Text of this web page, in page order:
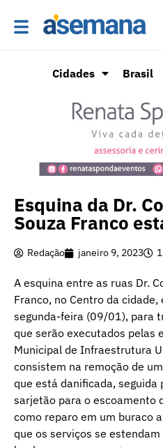
Cidades Brasil
Esquina da Dr.
Souza Franco
Redação janeiro 9, 2023
A esquina entre as ruas Dr.
Franco, no Centro da
segunda-feira (09/01), para
que serão executados pelas
Municipal de Infraestrutura
consistem na remoção de
que está danificada, seguida
sarjetão para o escoamento
como reparo em um buraco
que os serviços se